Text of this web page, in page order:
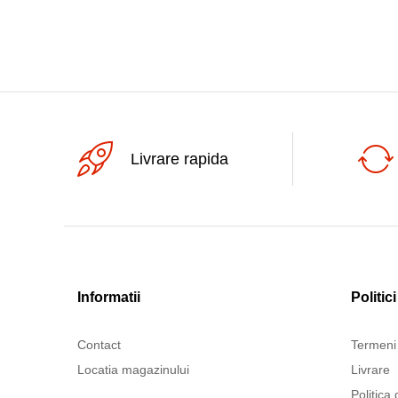
Livrare rapida
Informatii
Contact
Locatia magazinului
Politici
Livrare
Politica